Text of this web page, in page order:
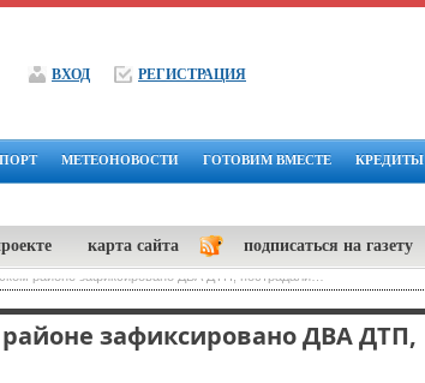
ВХОД РЕГИСТРАЦИЯ
МЕТЕОНОВОСТИ ГОТОВИМ ВМЕСТЕ КРЕДИТЫ
карта сайта подписаться на газету
районе зафиксировано ДВА ДТП, пострадали…
зафиксировано ДВА ДТП,